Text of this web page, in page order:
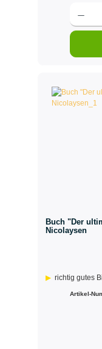
Buch "Der
Nicolaysen
richtig gutes
Artikel-